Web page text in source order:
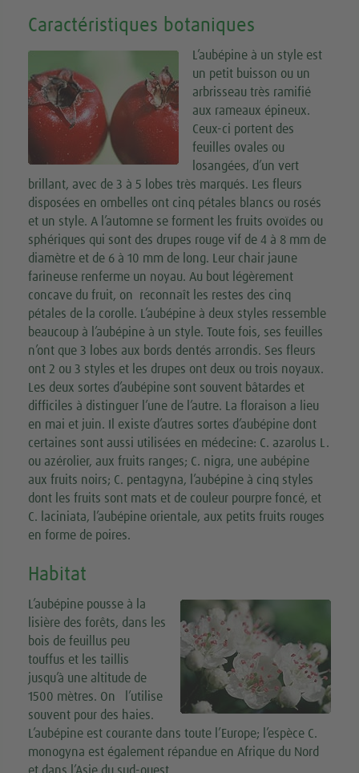
Caractéristiques botaniques
L’aubépine à un style est
un petit buisson ou un
arbrisseau très ramifié
aux rameaux épineux.
Ceux-ci portent des
feuilles ovales ou
losangées, d’un vert
brillant, avec de 3 à 5 lobes très marqués. Les fleurs
disposées en ombelles ont cinq pétales blancs ou rosés
et un style. A l’automne se forment les fruits ovoïdes ou
sphériques qui sont des drupes rouge vif de 4 à 8 mm de
diamètre et de 6 à 10 mm de long. Leur chair jaune
farineuse renferme un noyau. Au bout légèrement
concave du fruit, on reconnaît les restes des cinq
pétales de la corolle. L’aubépine à deux styles ressemble
beaucoup à l’aubépine à un style. Toute fois, ses feuilles
n’ont que 3 lobes aux bords dentés arrondis. Ses fleurs
ont 2 ou 3 styles et les drupes ont deux ou trois noyaux.
Les deux sortes d’aubépine sont souvent bâtardes et
difficiles à distinguer l’une de l’autre. La floraison a lieu
en mai et juin. Il existe d’autres sortes d’aubépine dont
certaines sont aussi utilisées en médecine: C. azarolus L.
ou azérolier, aux fruits ranges; C. nigra, une aubépine
aux fruits noirs; C. pentagyna, l’aubépine à cinq styles
dont les fruits sont mats et de couleur pourpre foncé, et
C. laciniata, l’aubépine orientale, aux petits fruits rouges
en forme de poires.
Habitat
L’aubépine pousse à la
lisière des forêts, dans les
bois de feuillus peu
touffus et les taillis
jusqu’à une altitude de
1500 mètres. On l’utilise
souvent pour des haies.
L’aubépine est courante dans toute l’Europe; l’espèce C.
monogyna est également répandue en Afrique du Nord